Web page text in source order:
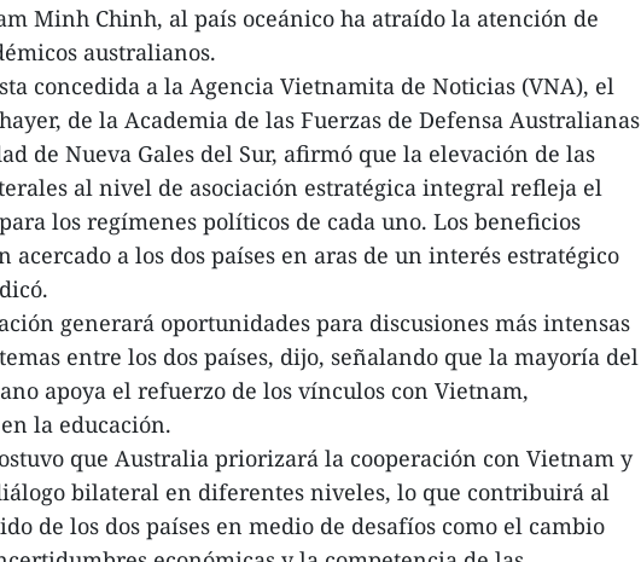
Minh Chinh, al país oceánico ha atraído la atención de
australianos.
concedida a la Agencia Vietnamita de Noticias (VNA), el
de la Academia de las Fuerzas de Defensa Australianas
de Nueva Gales del Sur, afirmó que la elevación de las
al nivel de asociación estratégica integral refleja el
los regímenes políticos de cada uno. Los beneficios
acercado a los dos países en aras de un interés estratégico
generará oportunidades para discusiones más intensas
entre los dos países, dijo, señalando que la mayoría del
apoya el refuerzo de los vínculos con Vietnam,
la educación.
que Australia priorizará la cooperación con Vietnam y
bilateral en diferentes niveles, lo que contribuirá al
de los dos países en medio de desafíos como el cambio